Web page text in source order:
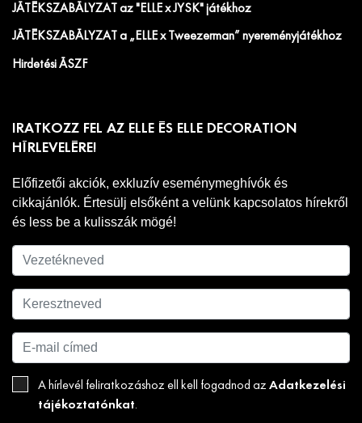
JÁTÉKSZABÁLYZAT az "ELLE x JYSK" játékhoz
JÁTÉKSZABÁLYZAT a „ELLE x Tweezerman” nyereményjátékhoz
Hirdetési ÁSZF
IRATKOZZ FEL AZ ELLE ÉS ELLE DECORATION
HÍRLEVELÉRE!
Előfizetői akciók, exkluzív eseménymeghívók és
cikkajánlók. Értesülj elsőként a velünk kapcsolatos hírekről
és less be a kulisszák mögé!
A hírlevél feliratkozáshoz ell kell fogadnod az Adatkezelési
tájékoztatónkat.